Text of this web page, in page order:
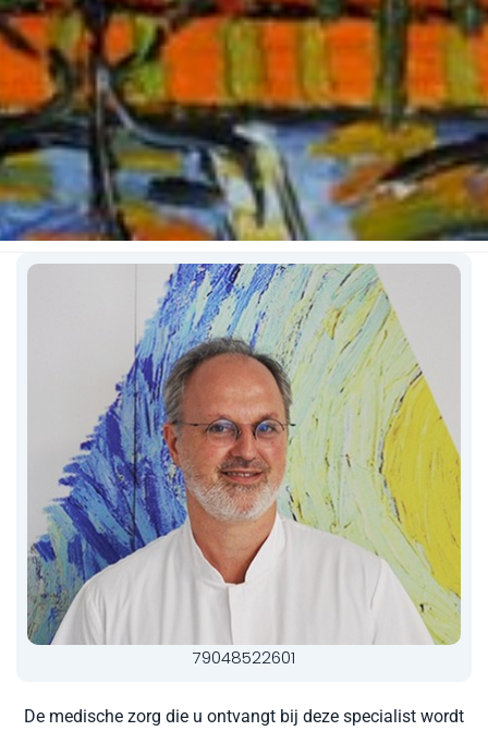
79048522601
De medische zorg die u ontvangt bij deze specialist wordt